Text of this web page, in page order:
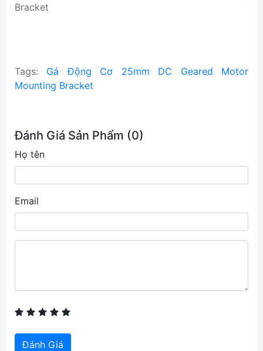
Bracket
Tags: Gá Động Cơ 25mm DC Geared Motor
Mounting Bracket
Đánh Giá Sản Phẩm (0)
Họ tên
Email
Đánh Giá